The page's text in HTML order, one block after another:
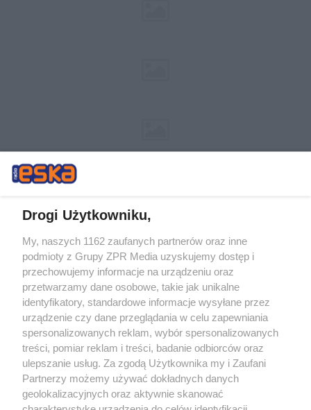
Żaden utwór zamieszczony w serwisie nie może być powielany i
rozpowszechniany lub dalej rozpowszechniany w jakikolwiek sposób (w
tym także elektroniczny lub mechaniczny) na jakimkolwiek polu
eksploatacji w jakiejkolwiek formie, włącznie z umieszczaniem w
Internecie bez pisemnej zgody właściciela praw. Jakiekolwiek użycie lub
wykorzystanie utworów w całości lub w części z naruszeniem prawa,
tzn. bez właściwej zgody, jest zabronione pod groźbą kary i może być
ścigane prawnie.
Drogi Użytkowniku,
My, naszych 1162 zaufanych partnerów oraz inne
podmioty z Grupy ZPR Media uzyskujemy dostęp i
przechowujemy informacje na urządzeniu oraz
przetwarzamy dane osobowe, takie jak unikalne
identyfikatory, standardowe informacje wysyłane przez
urządzenie czy dane przeglądania w celu zapewniania
spersonalizowanych reklam, wybór spersonalizowanych
treści, pomiar reklam i treści, badanie odbiorców oraz
ulepszanie usług. Za zgodą Użytkownika my i Zaufani
Partnerzy możemy używać dokładnych danych
geolokalizacyjnych oraz aktywnie skanować